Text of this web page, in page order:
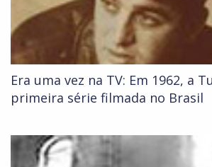
Era uma vez na TV: Em 1962, a
primeira série filmada no Brasil